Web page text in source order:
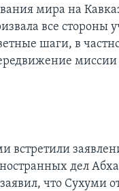
мира на
все стороны
шаги, в
встретили
дел
что Сухуми